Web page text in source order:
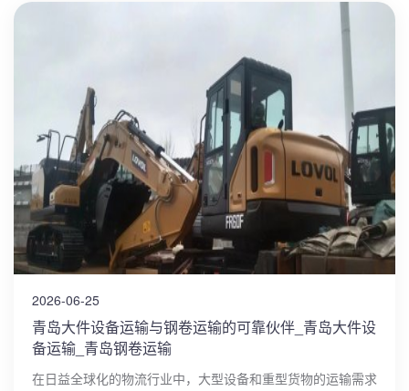
2026-06-25
青岛大件设备运输与钢卷运输的可靠伙伴_青岛大件设
备运输_青岛钢卷运输
在日益全球化的物流行业中，大型设备和重型货物的运输需求